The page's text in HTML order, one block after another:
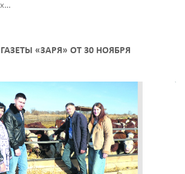
«ЗАРЯ» ОТ 30 НОЯБРЯ